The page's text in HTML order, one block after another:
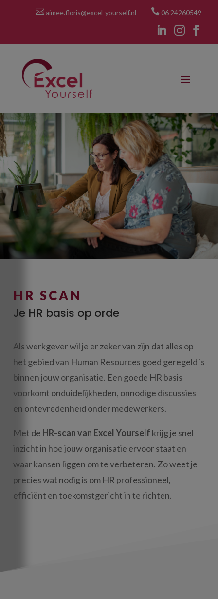
aimee.floris@excel-yourself.nl  06 24260549
  
HR SCAN
Je HR basis op orde
Als werkgeverwil je er zeker van zijn dat alles op
het gebied van Human Resources goed geregeld is
binnen jouw organisatie. Een goede HR basis
voorkomt onduidelijkheden, onnodige discussies
en ontevredenheid onder medewerkers.
Met de HR-scan van Excel Yourself krijg je snel
inzicht in hoe jouw organisatie ervoor staat en
waar kansen liggen om te verbeteren. Zo weet je
precies wat nodig is om HR professioneel,
efficiënt en toekomstgericht in te richten.